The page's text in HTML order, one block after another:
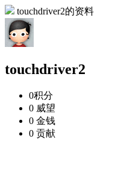
touchdriver2的资料
touchdriver2
0积分
0 威望
0 金钱
0 贡献